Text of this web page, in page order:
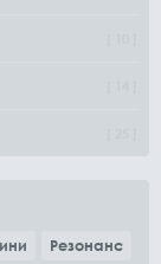
Резонанс